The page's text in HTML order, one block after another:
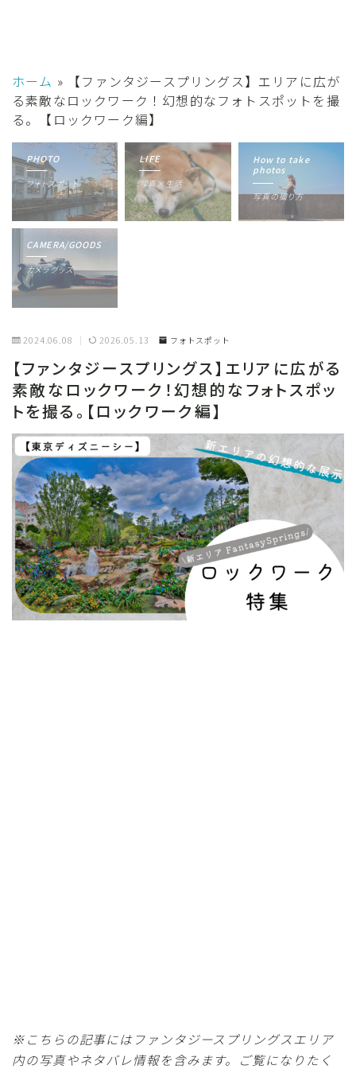
ホーム »
【ファンタジースプリングス】エリアに広が
る素敵なロックワーク！幻想的なフォトスポットを撮
る。【ロックワーク編】
フォトスポット
PHOTO
写真×生活
LIFE
写真の撮り方
How to take
photos
カメラグッズ
CAMERA/GOODS
2024.06.08 2026.05.13 フォトスポット
【ファンタジースプリングス】エリアに広がる
素敵なロックワーク！幻想的なフォトスポッ
トを撮る。【ロックワーク編】
※こちらの記事にはファンタジースプリングスエリア
内の写真やネタバレ情報を含みます。ご覧になりたく